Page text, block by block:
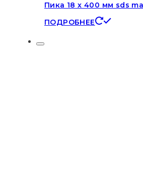
Пика 18 х 400 мм sds
ПОДРОБНЕЕ